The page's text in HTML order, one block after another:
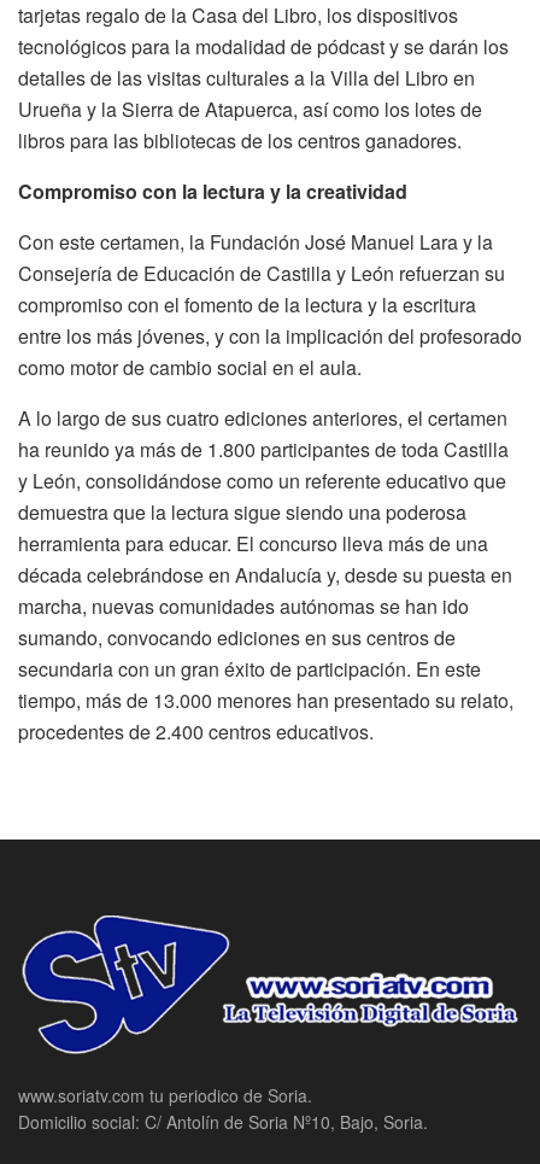
tarjetas regalo de la Casa del Libro, los dispositivos
tecnológicos para la modalidad de pódcast y se darán los
detalles de las visitas culturales a la Villa del Libro en
Urueña y la Sierra de Atapuerca, así como los lotes de
libros para las bibliotecas de los centros ganadores.
Compromiso con la lectura y la creatividad
Con este certamen, la Fundación José Manuel Lara y la
Consejería de Educación de Castilla y León refuerzan su
compromiso con el fomento de la lectura y la escritura
entre los más jóvenes, y con la implicación del profesorado
como motor de cambio social en el aula.
A lo largo de sus cuatro ediciones anteriores, el certamen
ha reunido ya más de 1.800 participantes de toda Castilla
y León, consolidándose como un referente educativo que
demuestra que la lectura sigue siendo una poderosa
herramienta para educar. El concurso lleva más de una
década celebrándose en Andalucía y, desde su puesta en
marcha, nuevas comunidades autónomas se han ido
sumando, convocando ediciones en sus centros de
secundaria con un gran éxito de participación. En este
tiempo, más de 13.000 menores han presentado su relato,
procedentes de 2.400 centros educativos.
www.soriatv.com tu periodico de Soria.
Domicilio social: C/ Antolín de Soria Nº10, Bajo, Soria.